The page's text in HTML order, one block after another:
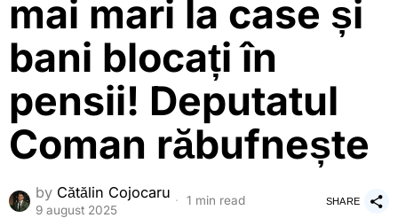
mai mari la case și
bani blocați în
pensii! Deputatul
Coman răbufnește
by Cătălin Cojocaru
9 august 2025
1 min read SHARE